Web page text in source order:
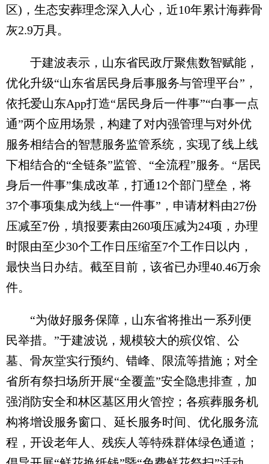
区)，生态安葬理念深入人心，近10年累计海葬骨
灰2.9万具。
于建波表示，山东省民政厅聚焦数智赋能，
优化升级“山东省居民身后事服务与管理平台”，
依托爱山东App打造“居民身后一件事”“白事一点
通”两个应用场景，构建了对内强管理与对外优
服务相结合的智慧服务监管系统，实现了线上线
下相结合的“全链条”监管、“全流程”服务。“居民
身后一件事”集成改革，打通12个部门壁垒，将
37个事项集成为线上“一件事”，申请材料由27份
压减至7份，填报要素由260项压减为24项，办理
时限由至少30个工作日压缩至7个工作日以内，
最快当日办结。截至目前，该省已办理40.46万余
件。
“为做好服务保障，山东省将推出一系列便
民举措。”于建波说，规模较大的殡仪馆、公
墓、骨灰堂实行预约、错峰、限流等措施；对全
省所有祭扫场所开展“全覆盖”安全隐患排查，加
强消防安全和林区墓区用火管控；各殡葬服务机
构将增设服务窗口、延长服务时间、优化服务流
程，开设老年人、残疾人等特殊群体绿色通道；